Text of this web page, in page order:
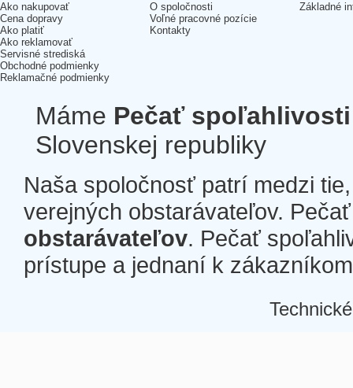
Ako nakupovať
Cena dopravy
Ako platiť
Ako reklamovať
Servisné strediská
Obchodné podmienky
Reklamačné podmienky
O spoločnosti
Voľné pracovné pozície
Kontakty
Základné
Máme Pečať spoľahlivosti
Slovenskej republiky
Naša spoločnosť patrí medzi
verejných obstarávateľov.
obstarávateľov. Pečať
prístupe a jednaní k